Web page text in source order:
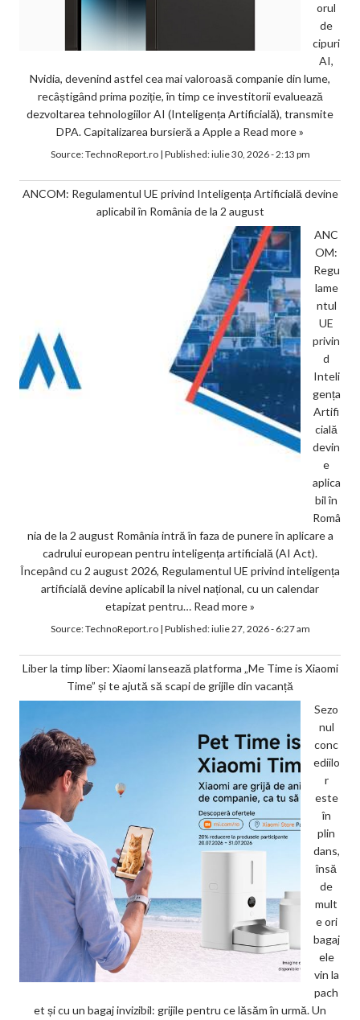
orul
de
cipuri
AI,
Nvidia, devenind astfel cea mai valoroasă companie din lume,
recâștigând prima poziție, în timp ce investitorii evaluează
dezvoltarea tehnologiilor AI (Inteligența Artificială), transmite
DPA. Capitalizarea bursieră a Apple a Read more »
Source:TechnoReport.ro| Published:iulie 30, 2026 - 2:13 pm
ANCOM: Regulamentul UE privind Inteligența Artificială devine
aplicabil în România de la 2 august
ANC
OM:
Regu
lame
ntul
UE
privin
d
Inteli
gența
Artifi
cială
devin
e
aplica
bil în
Româ
nia de la 2 august România intră în faza de punere în aplicare a
cadrului european pentru inteligența artificială (AI Act).
Începând cu 2 august 2026, Regulamentul UE privind inteligența
artificială devine aplicabil la nivel național, cu un calendar
etapizat pentru… Read more »
Source:TechnoReport.ro| Published:iulie 27, 2026 - 6:27 am
Liber la timp liber: Xiaomi lansează platforma „Me Time is Xiaomi
Time” și te ajută să scapi de grijile din vacanță
Sezo
nul
conc
ediilo
r
este
în
plin
dans,
însă
de
mult
e ori
bagaj
ele
vin la
pach
et și cu un bagaj invizibil: grijile pentru ce lăsăm în urmă. Un